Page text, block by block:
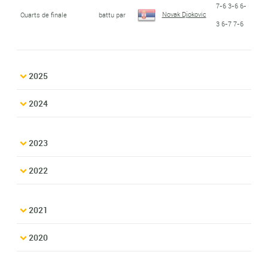
Quarts de finale battu par Novak Djokovic
7-6 3-6 6-
3 6-7 7-6
2025
2024
2023
2022
2021
2020